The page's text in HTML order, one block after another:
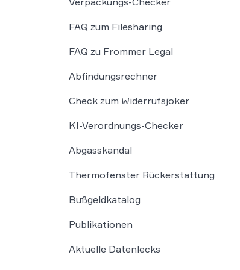
FAQ zum Filesharing
FAQ zu Frommer Legal
Abfindungsrechner
Check zum Widerrufsjoker
KI-Verordnungs-Checker
Abgasskandal
Thermofenster Rückerstattung
Bußgeldkatalog
Publikationen
Aktuelle Datenlecks